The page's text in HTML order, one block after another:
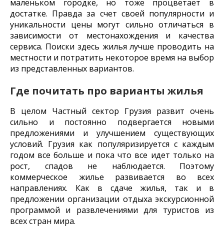
маленьком городке, но тоже процветает в
достатке. Правда за счет своей популярности и
уникальности цены могут сильно отличаться в
зависимости от местонахождения и качества
сервиса. Поиски здесь жилья лучше проводить на
местности и потратить некоторое время на выбор
из представленных вариантов.
Где почитать про варианты жилья
В целом Частный сектор Грузия развит очень
сильно и постоянно подвергается новыми
предложениями и улучшением существующих
условий. Грузия как популяризируется с каждым
годом все больше и пока что все идет только на
рост, спадов не наблюдается. Поэтому
коммерческое жилье развивается во всех
направлениях. Как в сдаче жилья, так и в
предложении организации отдыха экскурсионной
программой и развлечениями для туристов из
всех стран мира.